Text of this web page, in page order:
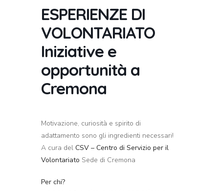
ESPERIENZE DI
VOLONTARIATO
Iniziative e
opportunità a
Cremona
Motivazione, curiosità e spirito di
adattamento sono gli ingredienti necessari!
A cura del CSV – Centro di Servizio per il
Volontariato Sede di Cremona
Per chi?